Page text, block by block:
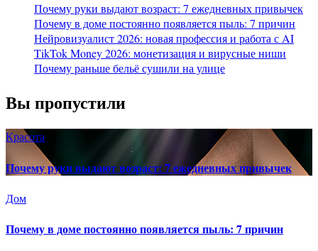
Почему руки выдают возраст: 7 ежедневных привычек
Почему в доме постоянно появляется пыль: 7 причин
Нейровизуалист 2026: новая профессия и работа с AI
TikTok Money 2026: монетизация и вирусные ниши
Почему раньше бельё сушили на улице
Вы пропустили
Красота
Почему руки выдают возраст: 7 ежедневных привычек
Дом
Почему в доме постоянно появляется пыль: 7 причин